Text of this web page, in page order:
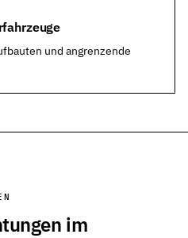
auf
uns
Unternehmen
und angrenzende
im